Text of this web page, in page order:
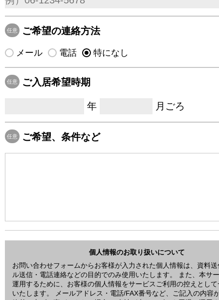
任意 ご希望の連絡方法
メール 電話 特になし
任意 ご入居希望時期
年 月ごろ
任意 ご希望、条件など
個人情報のお取り扱いについて
お問い合わせフォームからお客様が入力された個人情報は、資料
ル送信・電話連絡などの目的でのみ使用いたします。 また、本サ
運用するために、お客様の個人情報をサービスご利用の控えとし
いたします。 メールアドレス・電話/FAX番号など、ご記入の内容